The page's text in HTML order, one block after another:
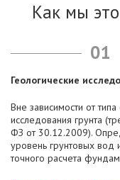
Как мы
01
Геологические
Вне зависимости от
исследования грунта
ФЗ от 30.12.2009).
уровень грунтовых вод
точного расчета